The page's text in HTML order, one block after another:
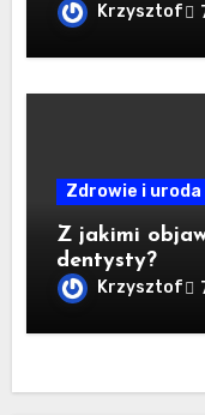
Krzysztof
Zdrowie i uroda
Z jakimi
dentysty?
Krzysztof